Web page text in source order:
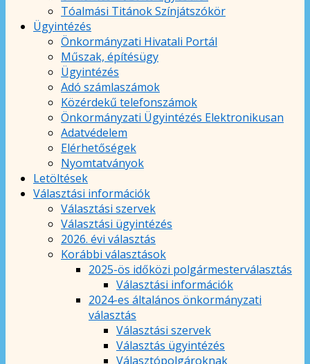
Tóalmási Titánok Színjátszókör
Ügyintézés
Önkormányzati Hivatali Portál
Műszak, építésügy
Ügyintézés
Adó számlaszámok
Közérdekű telefonszámok
Önkormányzati Ügyintézés Elektronikusan
Adatvédelem
Elérhetőségek
Nyomtatványok
Letöltések
Választási információk
Választási szervek
Választási ügyintézés
2026. évi választás
Korábbi választások
2025-ös időközi polgármesterválasztás
Választási információk
2024-es általános önkormányzati
választás
Választási szervek
Választás ügyintézés
Választópolgároknak